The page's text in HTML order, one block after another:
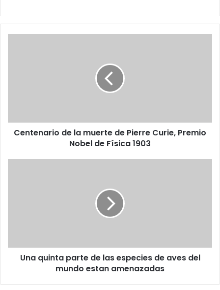
Nobel
deCentenario de la muerte de Pierre Curie, Premio
Nobel de Física 1903
del
mundoUna quinta parte de las especies de aves del
mundo estan amenazadas